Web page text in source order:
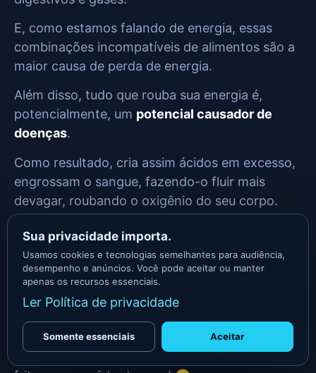
E, como estamos falando de energia, essas
combinações incompatíveis de alimentos são a
maior causa de perda de energia.
Além disso, tudo que rouba sua energia é,
potencialmente, um potencial causador de
doenças.
Como resultado, cria assim ácidos em excesso,
engrossam o sangue, fazendo-o fluir mais
devagar, roubando o oxigênio do seu corpo.
Se posso deixar uma dica central é (e sei que
você pode estranhar ou torcer o nariz agora):
proteína na mesma refeição.
Da mesma forma, não coma aquele bife com
Sua privacidade importa.
Usamos cookies e tecnologias semelhantes para audiência,
desempenho e anúncios. Você pode aceitar ou manter
apenas os recursos essenciais.
Ler Política de privacidade
Somente essenciais Aceitar